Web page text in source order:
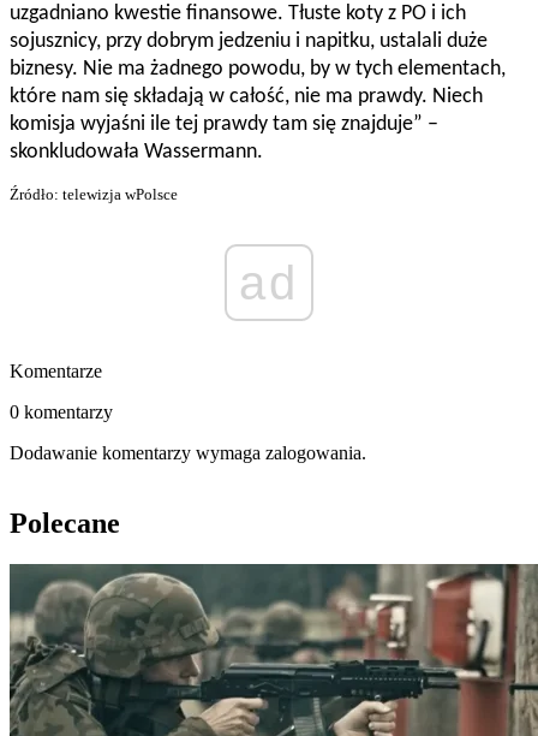
uzgadniano kwestie finansowe. Tłuste koty z PO i ich
sojusznicy, przy dobrym jedzeniu i napitku, ustalali duże
biznesy. Nie ma żadnego powodu, by w tych elementach,
które nam się składają w całość, nie ma prawdy. Niech
komisja wyjaśni ile tej prawdy tam się znajduje” –
skonkludowała Wassermann.
Źródło: telewizja wPolsce
ad
Komentarze
0 komentarzy
Dodawanie komentarzy wymaga zalogowania.
Polecane